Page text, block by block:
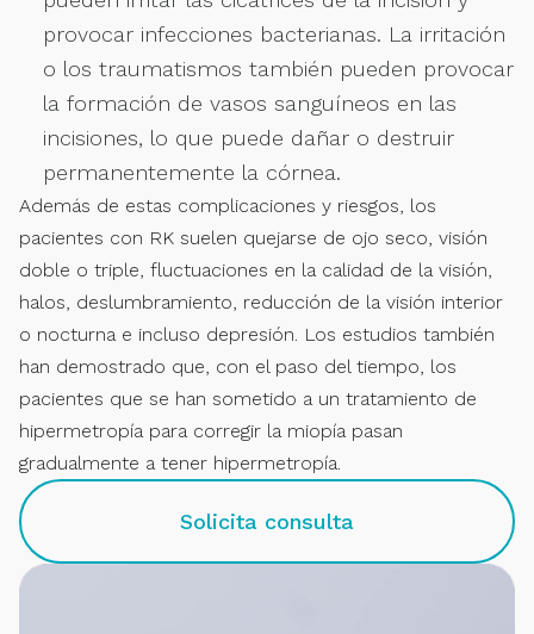
provocar infecciones bacterianas. La irritación
o los traumatismos también pueden provocar
la formación de vasos sanguíneos en las
incisiones, lo que puede dañar o destruir
permanentemente la córnea.
Además de estas complicaciones y riesgos, los
pacientes con RK suelen quejarse de ojo seco, visión
doble o triple, fluctuaciones en la calidad de la visión,
halos, deslumbramiento, reducción de la visión interior
o nocturna e incluso depresión. Los estudios también
han demostrado que, con el paso del tiempo, los
pacientes que se han sometido a un tratamiento de
hipermetropía para corregir la miopía pasan
gradualmente a tener hipermetropía.
Solicita consulta